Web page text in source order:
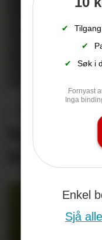
✔
✔
✔
Søk i
Fornyast
Inga
Enkel
Sjå
– Eit
kan
frå